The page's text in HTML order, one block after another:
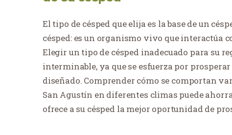
El tipo de césped que elija es la base de un
césped: es un organismo vivo que interactúa
Elegir un tipo de césped inadecuado para su
interminable, ya que se esfuerza por
diseñado. Comprender cómo se comportan
San Agustín en diferentes climas puede
ofrece a su césped la mejor oportunidad de